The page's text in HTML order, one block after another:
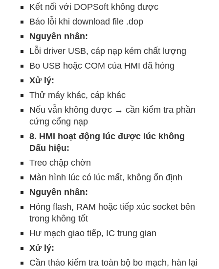
Kết nối với DOPSoft không được
Báo lỗi khi download file .dop
Nguyên nhân:
Lỗi driver USB, cáp nạp kém chất lượng
Bo USB hoặc COM của HMI đã hỏng
Xử lý:
Thử máy khác, cáp khác
Nếu vẫn không được → cần kiểm tra phần
cứng cổng nạp
8. HMI hoạt động lúc được lúc không
Dấu hiệu:
Treo chập chờn
Màn hình lúc có lúc mất, không ổn định
Nguyên nhân:
Hỏng flash, RAM hoặc tiếp xúc socket bên
trong không tốt
Hư mạch giao tiếp, IC trung gian
Xử lý:
Cần tháo kiểm tra toàn bộ bo mạch, hàn lại